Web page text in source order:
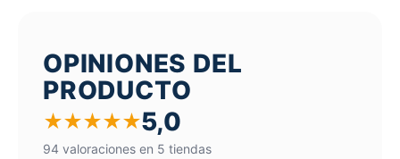
OPINIONES DEL
PRODUCTO
★★★★★5,0
94 valoraciones en 5 tiendas